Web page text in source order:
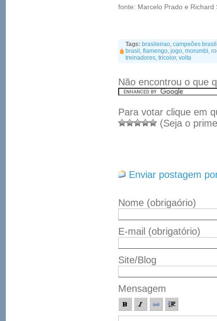
fonte: Marcelo Prado e Richard
Tags: brasileirao, campeões
brasil , flamengo, jogo, morumbi,
treinadores, tricolor, volta
Não encontrou o que
Para votar clique em
(Seja o
Enviar postagem
Nome (obrigaório)
E-mail (obrigatório)
Site/Blog
Mensagem